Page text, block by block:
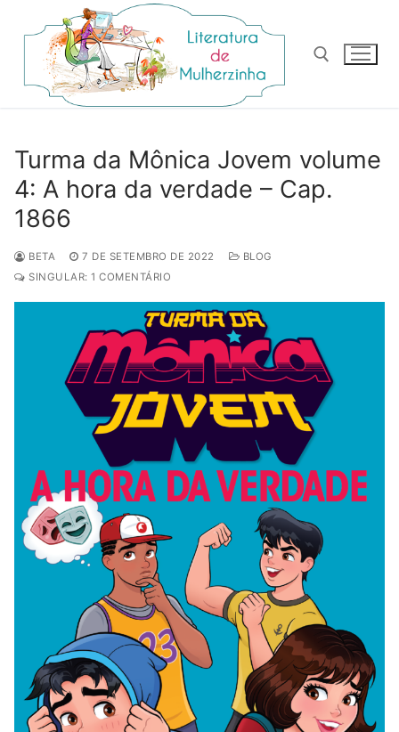
para
conteúdo
Turma da Mônica Jovem volume
4: A hora da verdade – Cap.
1866
BETA 7 DE SETEMBRO DE 2022
BLOG
SINGULAR: 1 COMENTÁRIO